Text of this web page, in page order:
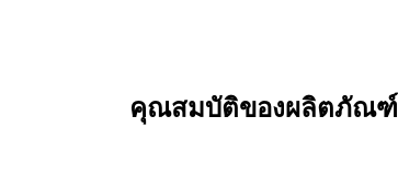
คุณสมบัติของผลิตภัณฑ์